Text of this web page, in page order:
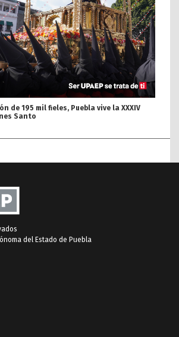
de 195 mil fieles, Puebla vive la XXXIV
Santo
del Estado de Puebla